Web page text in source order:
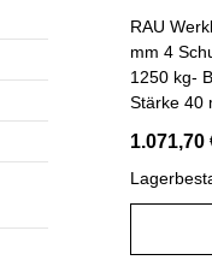
RAU
mm 4
1250 kg-
Stärke 40
aus
und
1.071,70